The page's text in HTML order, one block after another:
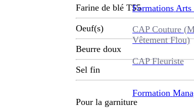
Formations Arts
CAP Couture
Vêtement Flou)
CAP Fleuriste
Formation
Farine de blé T55
Oeuf(s)
Beurre doux
Sel fin
Pour la garniture